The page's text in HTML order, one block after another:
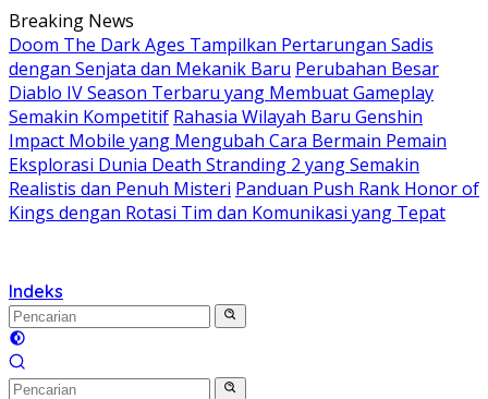
Langsung
ke
konten
Breaking News
Doom The Dark Ages Tampilkan Pertarungan Sadis
dengan Senjata dan Mekanik Baru Perubahan Besar
Diablo IV Season Terbaru yang Membuat Gameplay
Semakin Kompetitif Rahasia Wilayah Baru Genshin
Impact Mobile yang Mengubah Cara Bermain Pemain
Eksplorasi Dunia Death Stranding 2 yang Semakin
Realistis dan Penuh Misteri Panduan Push Rank Honor of
Kings dengan Rotasi Tim dan Komunikasi yang Tepat
Indeks